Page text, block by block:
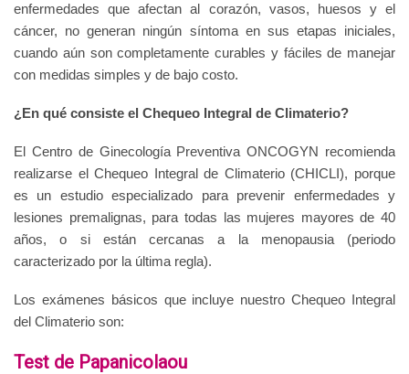
enfermedades que afectan al corazón, vasos, huesos y el
cáncer, no generan ningún síntoma en sus etapas iniciales,
cuando aún son completamente curables y fáciles de manejar
con medidas simples y de bajo costo.
¿En qué consiste el Chequeo Integral de Climaterio?
El Centro de Ginecología Preventiva ONCOGYN recomienda
realizarse el Chequeo Integral de Climaterio (CHICLI), porque
es un estudio especializado para prevenir enfermedades y
lesiones premalignas, para todas las mujeres mayores de 40
años, o si están cercanas a la menopausia (periodo
caracterizado por la última regla).
Los exámenes básicos que incluye nuestro Chequeo Integral
del Climaterio son:
Test de Papanicolaou